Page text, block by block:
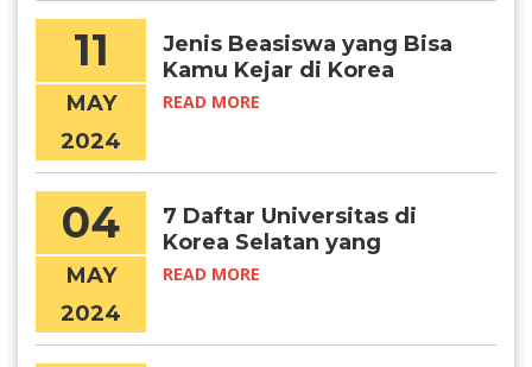
11
MAY
2024
Jenis Beasiswa yang Bisa
Kamu Kejar di Korea
University
READ MORE
04
MAY
2024
7 Daftar Universitas di
Korea Selatan yang
Menawarkan Program
READ MORE